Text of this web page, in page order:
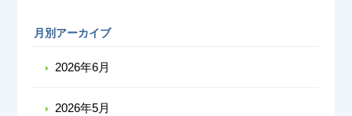
月別アーカイブ
2026年6月
2026年5月